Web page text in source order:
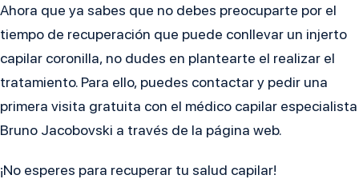
Ahora que ya sabes que no debes preocuparte por el
tiempo de recuperación que puede conllevar un injerto
capilar coronilla, no dudes en plantearte el realizar el
tratamiento. Para ello, puedes contactar y pedir una
primera visita gratuita con el médico capilar especialista
Bruno Jacobovski a través de la página web.
¡No esperes para recuperar tu salud capilar!